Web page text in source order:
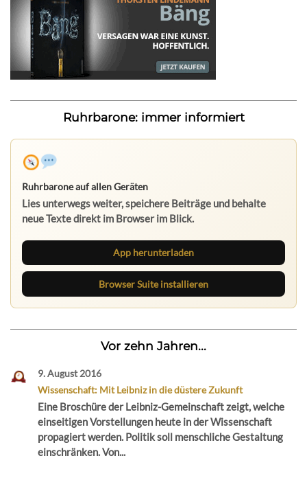
Ruhrbarone: immer informiert
Ruhrbarone auf allen Geräten
Lies unterwegs weiter, speichere Beiträge und behalte
neue Texte direkt im Browser im Blick.
App herunterladen
Browser Suite installieren
Vor zehn Jahren...
9. August 2016
Wissenschaft: Mit Leibniz in die düstere Zukunft
Eine Broschüre der Leibniz-Gemeinschaft zeigt, welche
einseitigen Vorstellungen heute in der Wissenschaft
propagiert werden. Politik soll menschliche Gestaltung
einschränken. Von...